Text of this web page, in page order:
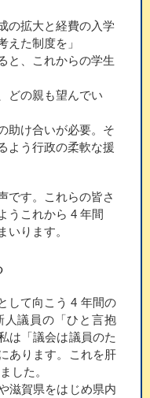
の拡大と経費の入学
えた制度を」
と、これからの学生
どの親も望んでい
助け合いが必要。そ
よう行政の柔軟な援
です。これらの皆さ
うこれから 4 年間
いります。
して向こう 4 年間の
人議員の「ひと言抱
は「議会は議員のた
あります。これを肝
した。
滋賀県をはじめ県内